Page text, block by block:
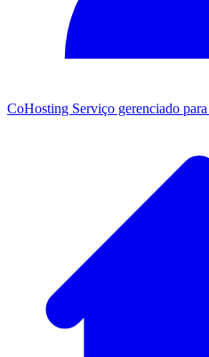
CoHosting Serviço gerenciado